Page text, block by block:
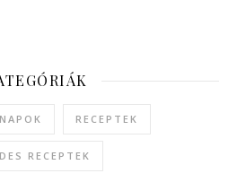
RECEPTEK
RECEPTEK